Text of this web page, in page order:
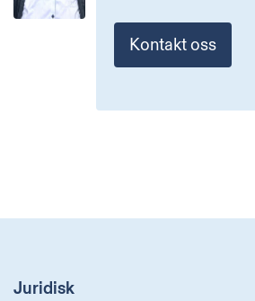
Kontakt oss
Juridisk